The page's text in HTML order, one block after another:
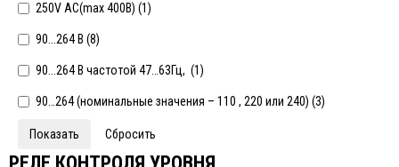
250V АС(max 400В) (1)
90...264 В (8)
90...264 В частотой 47…63Гц, (1)
90…264 (номинальные значения – 110 , 220 или 240) (3)